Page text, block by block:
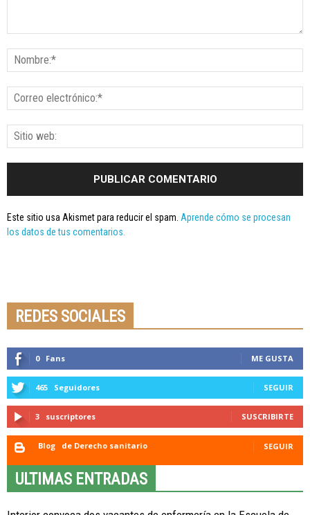
Este sitio usa Akismet para reducir el spam. Aprende cómo se procesan
los datos de tus comentarios.
REDES SOCIALES
0 Fans ME GUSTA
465 Seguidores SEGUIR
3 suscriptores SUSCRIBIRTE
Blog de Derecho sanitario SEGUIR
ULTIMAS ENTRADAS